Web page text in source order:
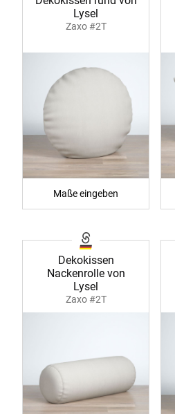
Lysel
Zaxo #2T
Maße eingeben
Dekokissen
Nackenrolle von
Lysel
Zaxo #2T